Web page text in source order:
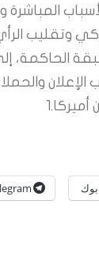
المباشرة
وتقليب
الحاكمة،